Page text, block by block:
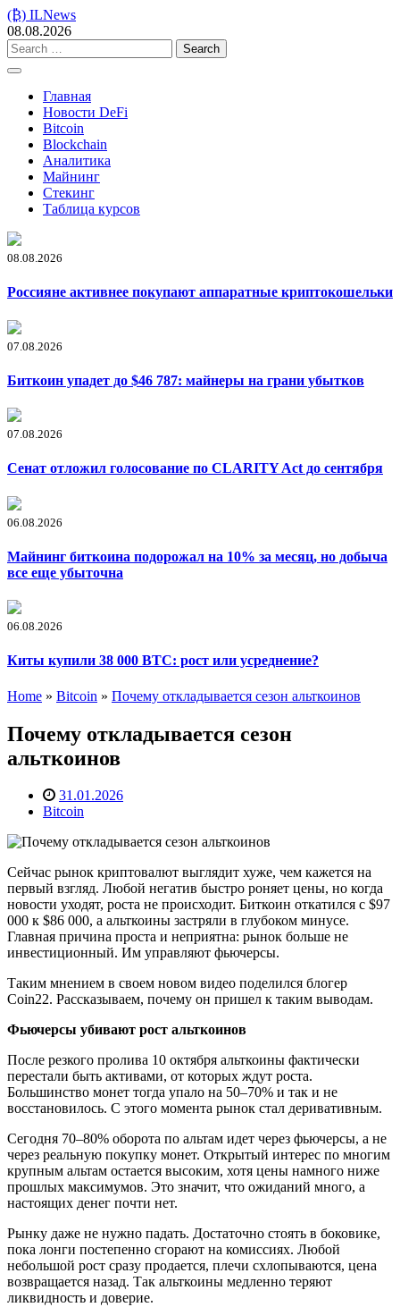
Skip
to
content
(₿) ILNews
08.08.2026
Search
for:
Главная
Новости DeFi
Bitcoin
Blockchain
Аналитика
Майнинг
Стекинг
Таблица курсов
08.08.2026
Россияне активнее покупают аппаратные криптокошельки
07.08.2026
Биткоин упадет до $46 787: майнеры на грани убытков
07.08.2026
Сенат отложил голосование по CLARITY Act до сентября
06.08.2026
Майнинг биткоина подорожал на 10% за месяц, но добыча
все еще убыточна
06.08.2026
Киты купили 38 000 BTC: рост или усреднение?
Home » Bitcoin » Почему откладывается сезон альткоинов
Почему откладывается сезон
альткоинов
31.01.2026
Bitcoin
Сейчас рынок криптовалют выглядит хуже, чем кажется на
первый взгляд. Любой негатив быстро роняет цены, но когда
новости уходят, роста не происходит. Биткоин откатился с $97
000 к $86 000, а альткоины застряли в глубоком минусе.
Главная причина проста и неприятна: рынок больше не
инвестиционный. Им управляют фьючерсы.
Таким мнением в своем новом видео поделился блогер
Coin22. Рассказываем, почему он пришел к таким выводам.
Фьючерсы убивают рост альткоинов
После резкого пролива 10 октября альткоины фактически
перестали быть активами, от которых ждут роста.
Большинство монет тогда упало на 50–70% и так и не
восстановилось. С этого момента рынок стал деривативным.
Сегодня 70–80% оборота по альтам идет через фьючерсы, а не
через реальную покупку монет. Открытый интерес по многим
крупным альтам остается высоким, хотя цены намного ниже
прошлых максимумов. Это значит, что ожиданий много, а
настоящих денег почти нет.
Рынку даже не нужно падать. Достаточно стоять в боковике,
пока лонги постепенно сгорают на комиссиях. Любой
небольшой рост сразу продается, плечи схлопываются, цена
возвращается назад. Так альткоины медленно теряют
ликвидность и доверие.